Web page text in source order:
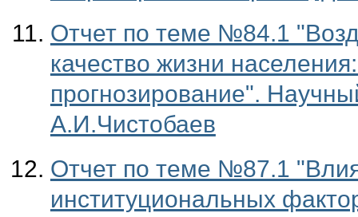
Отчет по теме №84.1
качество жизни
прогнозирование".
А.И.Чистобаев
Отчет по теме №87.1
институциональных